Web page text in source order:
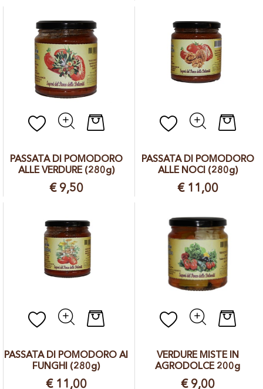
Quantità
PASSATA DI POMODORO
ALLE VERDURE (280g)
€ 9,50
PASSATA DI POMODORO
ALLE NOCI (280g)
€ 11,00
Quantità
PASSATA DI POMODORO AI
FUNGHI (280g)
€ 11,00
VERDURE MISTE IN
AGRODOLCE 200g
€ 9,00